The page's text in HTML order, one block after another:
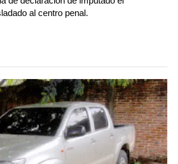
al centro penal.